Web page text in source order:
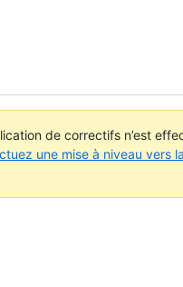
de correctifs n’est
une mise à niveau vers